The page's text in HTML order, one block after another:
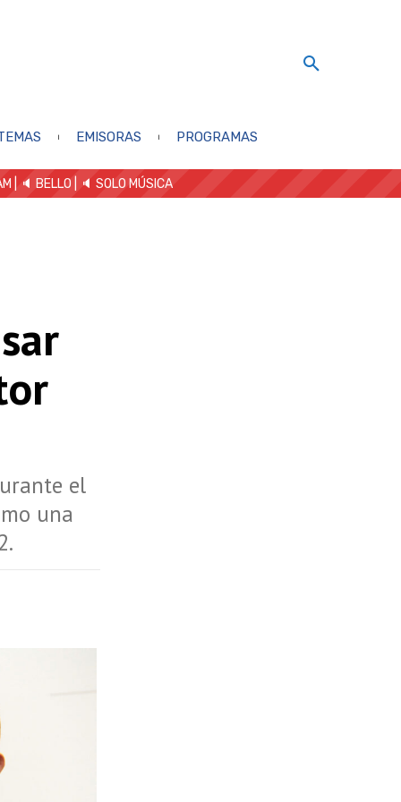
EMISORAS PROGRAMAS
| 🔈 BELLO 🔈 SOLO MÚSICA
el
una